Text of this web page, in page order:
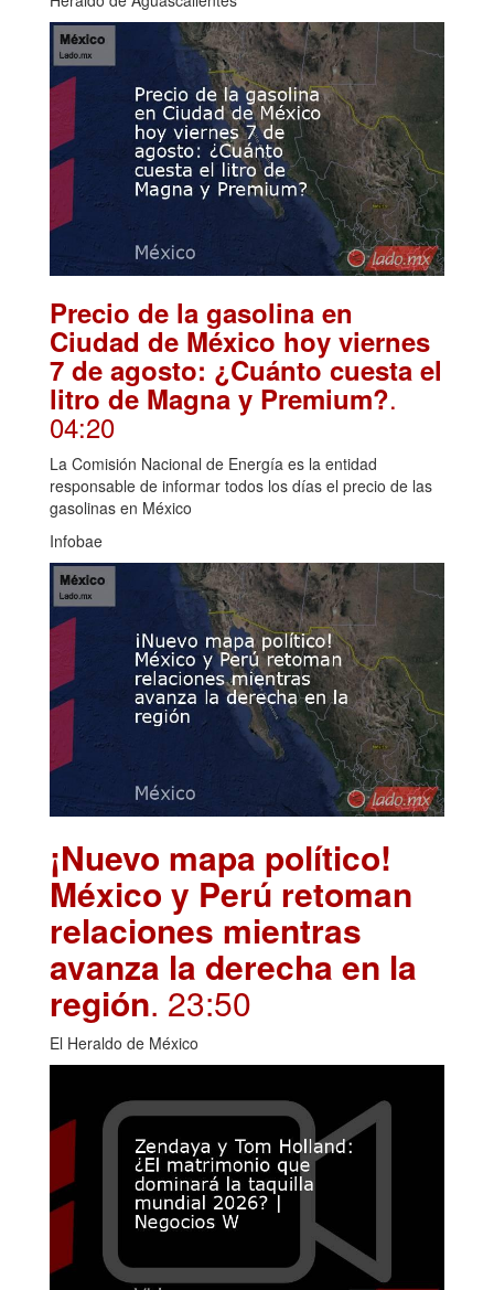
Precio de la gasolina en
Ciudad de México hoy viernes
7 de agosto: ¿Cuánto cuesta el
litro de Magna y Premium?.
04:20
La Comisión Nacional de Energía es la entidad
responsable de informar todos los días el precio de las
gasolinas en México
Infobae
¡Nuevo mapa político!
México y Perú retoman
relaciones mientras
avanza la derecha en la
región. 23:50
El Heraldo de México